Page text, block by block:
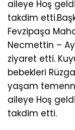
aileye Hoş
takdim
Fevzipaşa
Necmettin –
ziyaret etti.
bebekleri
yaşam
aileye Hoş
takdim etti.